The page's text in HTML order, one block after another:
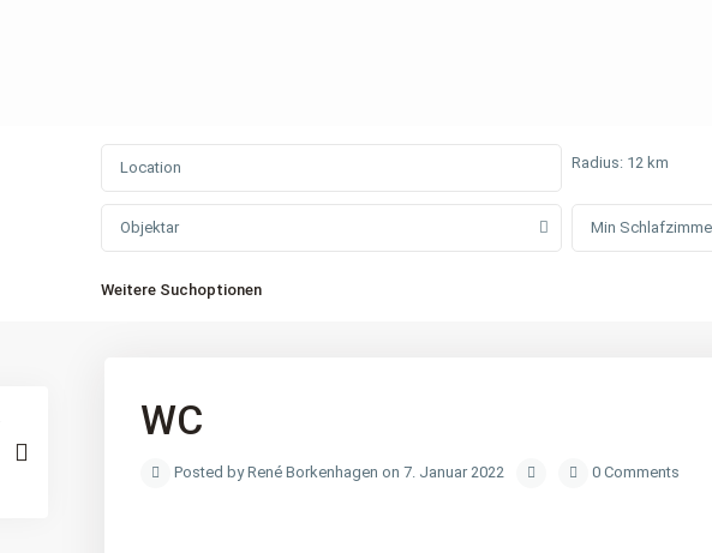
Radius: 12 km
Objektar Min
Weitere Suchoptionen
WC
Posted by René Borkenhagen on 7. Januar 2022 0 Comments